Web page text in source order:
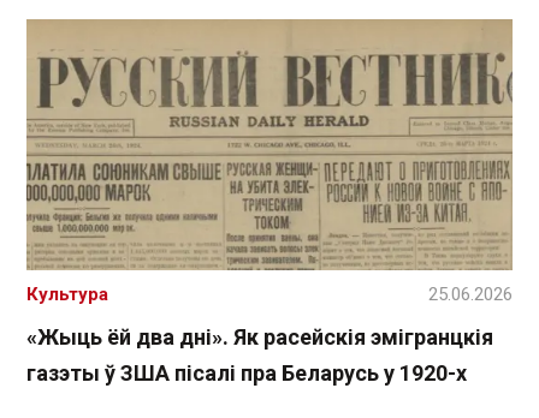
«Жыць ёй два дні». Як расейскія эмігранцкія
газэты ў ЗША пісалі пра Беларусь у 1920-х
Культура 25.06.2026